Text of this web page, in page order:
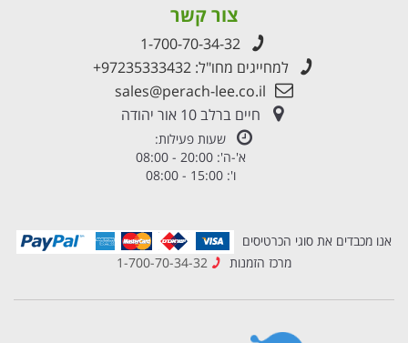
צור קשר
1-700-70-34-32
למחייגים מחו"ל:+97235333432
sales@perach-lee.co.il
חיים ברלב 10 אור יהודה
שעות פעילות:
א'-ה': 20:00 - 08:00
ו': 15:00 - 08:00
אנו מכבדים את סוגי הכרטיסים
מרכז הזמנות